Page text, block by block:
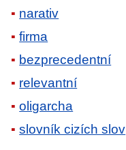
narativ
firma
bezprecedentní
relevantní
oligarcha
slovník cizích slov